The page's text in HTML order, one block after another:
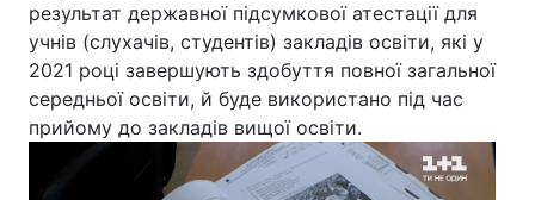
результат державної підсумкової атестації для
учнів (слухачів, студентів) закладів освіти, які у
2021 році завершують здобуття повної загальної
середньої освіти, й буде використано під час
прийому до закладів вищої освіти.